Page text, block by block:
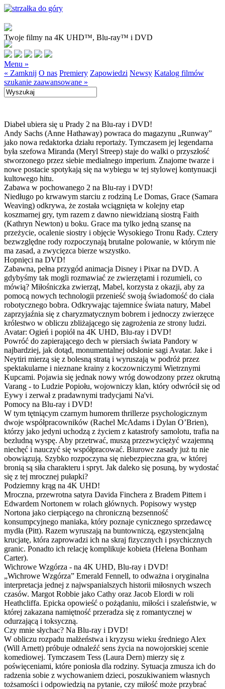
Twoje filmy na 4K UHD™, Blu-ray™ i DVD
Menu »
« Zamknij O nas Premiery Zapowiedzi Newsy Katalog filmów
szukanie zaawansowane »
Diabeł ubiera się u Prady 2 na Blu-ray i DVD!
Andy Sachs (Anne Hathaway) powraca do magazynu „Runway”
jako nowa redaktorka działu reportaży. Tymczasem jej legendarna
była szefowa Miranda (Meryl Streep) staje do walki o przyszłość
stworzonego przez siebie medialnego imperium. Znajome twarze i
nowe postacie spotykają się na wybiegu w tej stylowej kontynuacji
kultowego hitu.
Zabawa w pochowanego 2 na Blu-ray i DVD!
Niedługo po krwawym starciu z rodziną Le Domas, Grace (Samara
Weaving) odkrywa, że została wciągnięta w kolejny etap
koszmarnej gry, tym razem z dawno niewidzianą siostrą Faith
(Kathryn Newton) u boku. Grace ma tylko jedną szansę na
przeżycie, ocalenie siostry i objęcie Wysokiego Tronu Rady. Cztery
bezwzględne rody rozpoczynają brutalne polowanie, w którym nie
ma zasad, a zwycięzca bierze wszystko.
Hopnięci na DVD!
Zabawna, pełna przygód animacja Disney i Pixar na DVD. A
gdybyśmy tak mogli rozmawiać ze zwierzętami i rozumieli, co
mówią? Miłośniczka zwierząt, Mabel, korzysta z okazji, aby za
pomocą nowych technologii przenieść swoją świadomość do ciała
robotycznego bobra. Odkrywając tajemnice świata natury, Mabel
zaprzyjaźnia się z charyzmatycznym bobrem i jednoczy zwierzęce
królestwo w obliczu zbliżającego się zagrożenia ze strony ludzi.
Avatar: Ogień i popiół na 4K UHD, Blu-ray i DVD!
Powróć do zapierającego dech w piersiach świata Pandory w
najbardziej, jak dotąd, monumentalnej odsłonie sagi Avatar. Jake i
Neytiri mierzą się z bolesną stratą i wyruszają w podróż przez
spektakularne i nieznane krainy z koczowniczymi Wietrznymi
Kupcami. Pojawia się jednak nowy wróg dowodzony przez okrutną
Varang - to Ludzie Popiołu, wojowniczy klan, który odwrócił się od
Eywy i zerwał z pradawnymi tradycjami Na'vi.
Pomocy na Blu-ray i DVD!
W tym tętniącym czarnym humorem thrillerze psychologicznym
dwoje współpracowników (Rachel McAdams i Dylan O’Brien),
którzy jako jedyni uchodzą z życiem z katastrofy samolotu, trafia na
bezludną wyspę. Aby przetrwać, muszą przezwyciężyć wzajemną
niechęć i nauczyć się współpracować. Biurowe zasady już tu nie
obowiązują. Szybko rozpoczyna się niebezpieczna gra, w której
bronią są siła charakteru i spryt. Jak daleko się posuną, by wydostać
się z tej mrocznej pułapki?
Podziemny krąg na 4K UHD!
Mroczna, przewrotna satyra Davida Finchera z Bradem Pittem i
Edwardem Nortonem w rolach głównych. Popisowy występ
Nortona jako cierpiącego na chroniczną bezsenność
konsumpcyjnego maniaka, który poznaje cynicznego sprzedawcę
mydła (Pitt). Razem wyruszają na buntowniczą, egzystencjalną
krucjatę, która zaprowadzi ich na skraj fizycznych i psychicznych
granic. Ponadto ich relację komplikuje kobieta (Helena Bonham
Carter).
Wichrowe Wzgórza - na 4K UHD, Blu-ray i DVD!
„Wichrowe Wzgórza” Emerald Fennell, to odważna i oryginalna
interpretacja jednej z najwspanialszych historii miłosnych wszech
czasów. Margot Robbie jako Cathy oraz Jacob Elordi w roli
Heathcliffa. Epicka opowieść o pożądaniu, miłości i szaleństwie, w
której zakazana namiętność przeradza się z romantycznej w
odurzającą i toksyczną.
Czy mnie słychac? Na Blu-ray i DVD!
W obliczu rozpadu małżeństwa i kryzysu wieku średniego Alex
(Will Arnett) próbuje odnaleźć sens życia na nowojorskiej scenie
komediowej. Tymczasem Tess (Laura Dern) mierzy się z
poświęceniami, które poniosła dla rodziny. Sytuacja zmusza ich do
radzenia sobie z wychowaniem dzieci, poszukiwaniem własnych
tożsamości i odpowiedzią na pytanie, czy miłość może przybrać